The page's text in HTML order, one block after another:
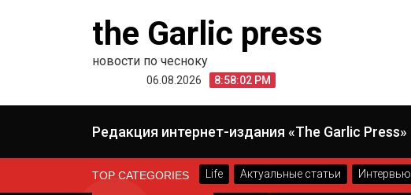
the Garlic press
новости по чесноку
06.08.2026 8:58:02 PM
Редакция интернет-издания «The Garlic Press»
TOP CATEGORIES Life Актуальные статьи Интервью